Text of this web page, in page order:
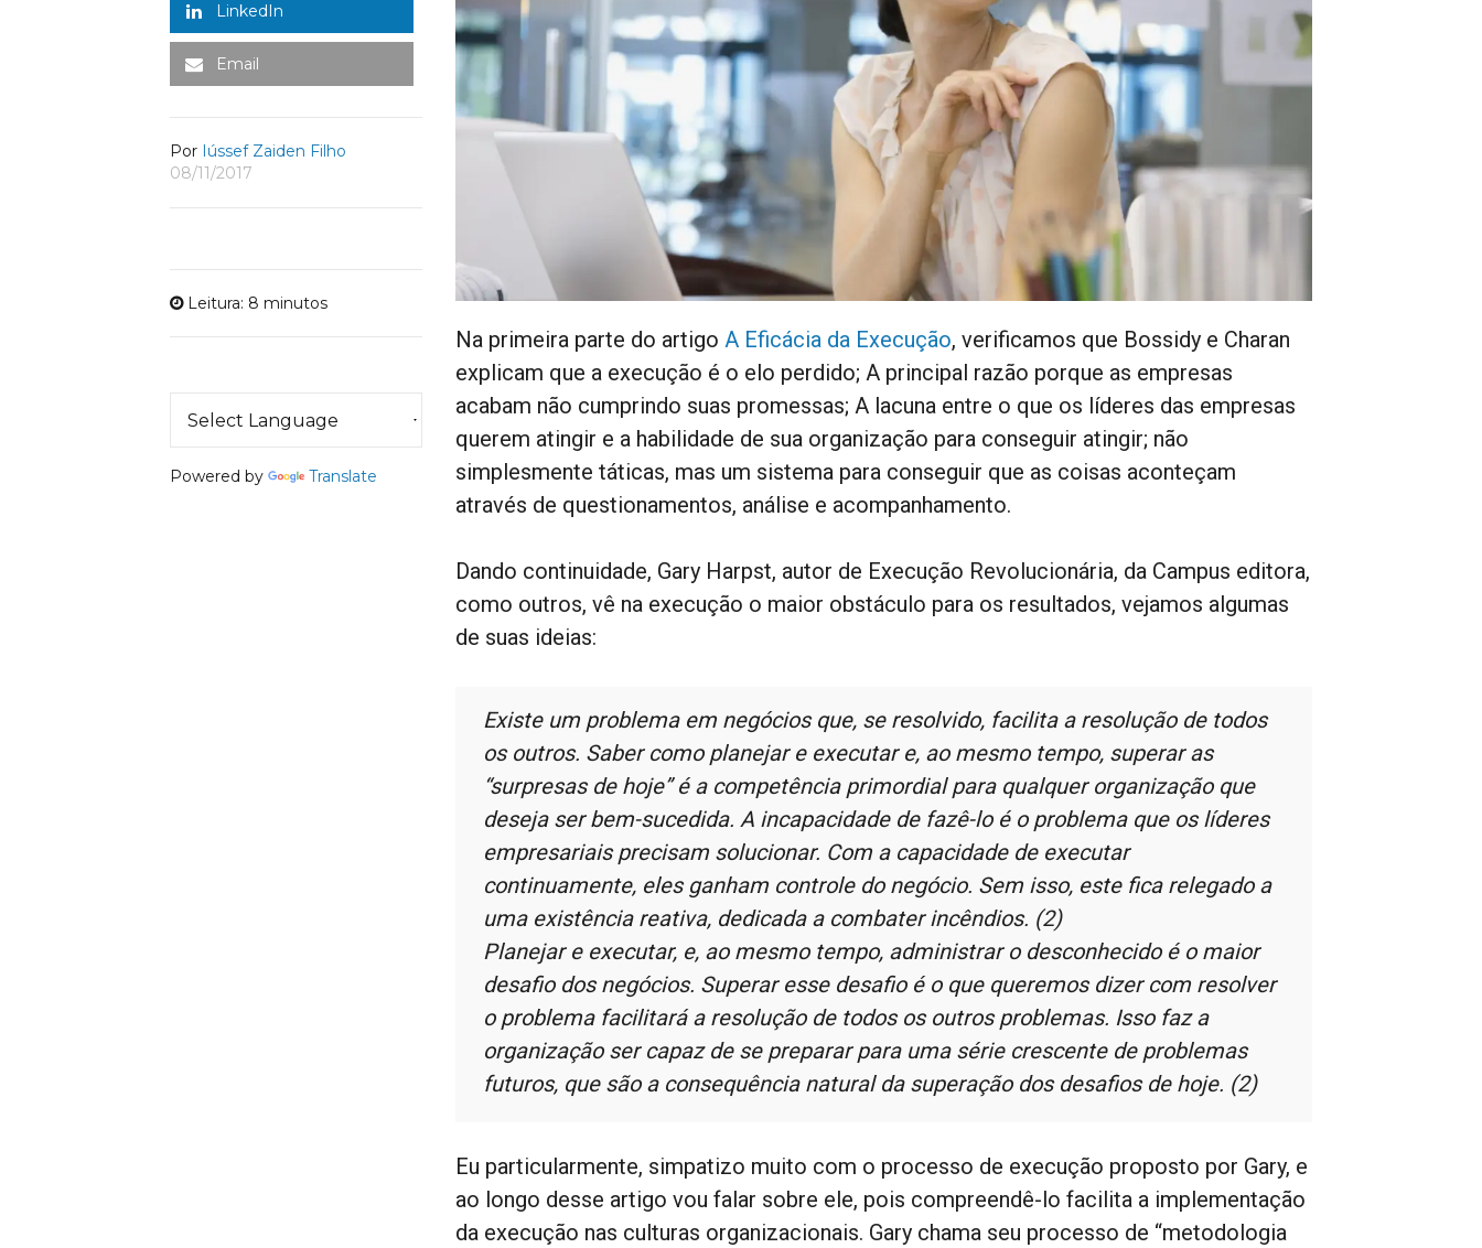
LinkedIn
Email
Por Iússef Zaiden Filho
08/11/2017
Leitura: 8 minutos
Powered by Translate
Na primeira parte do artigo A Eficácia da Execução, verificamos que Bossidy e Charan
explicam que a execução é o elo perdido; A principal razão porque as empresas
acabam não cumprindo suas promessas; A lacuna entre o que os líderes das empresas
querem atingir e a habilidade de sua organização para conseguir atingir; não
simplesmente táticas, mas um sistema para conseguir que as coisas aconteçam
através de questionamentos, análise e acompanhamento.
Dando continuidade, Gary Harpst, autor de Execução Revolucionária, da Campus editora,
como outros, vê na execução o maior obstáculo para os resultados, vejamos algumas
de suas ideias:
Existe um problema em negócios que, se resolvido, facilita a resolução de todos
os outros. Saber como planejar e executar e, ao mesmo tempo, superar as
“surpresas de hoje” é a competência primordial para qualquer organização que
deseja ser bem-sucedida. A incapacidade de fazê-lo é o problema que os líderes
empresariais precisam solucionar. Com a capacidade de executar
continuamente, eles ganham controle do negócio. Sem isso, este fica relegado a
uma existência reativa, dedicada a combater incêndios. (2)
Planejar e executar, e, ao mesmo tempo, administrar o desconhecido é o maior
desafio dos negócios. Superar esse desafio é o que queremos dizer com resolver
o problema facilitará a resolução de todos os outros problemas. Isso faz a
organização ser capaz de se preparar para uma série crescente de problemas
futuros, que são a consequência natural da superação dos desafios de hoje. (2)
Eu particularmente, simpatizo muito com o processo de execução proposto por Gary, e
ao longo desse artigo vou falar sobre ele, pois compreendê-lo facilita a implementação
da execução nas culturas organizacionais. Gary chama seu processo de “metodologia